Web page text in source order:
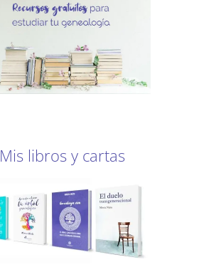
Mis libros y cartas